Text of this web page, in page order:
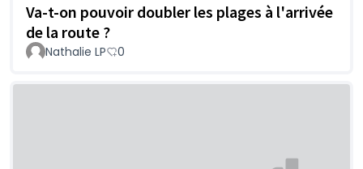
Va-t-on pouvoir doubler les plages à l'arrivée
de la route ?
Nathalie LP 0